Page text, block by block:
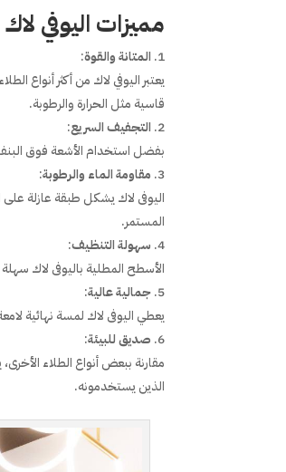
مميزات اليوفي لاك
المتانة والقوة:
يعتبر اليوفي لاك من أكثر أنواع
قاسية مثل الحرارة والرطوبة.
التجفيف السريع:
بفضل استخدام الأشعة فوق
مقاومة الماء والرطوبة:
اليوفى لاك يشكل طبقة عازلة على
المستمر.
سهولة التنظيف:
الأسطح المطلية باليوفى لاك
جمالية عالية:
يعطي اليوفى لاك لمسة نهائية
صديق للبيئة:
الذين يستخدمونه.